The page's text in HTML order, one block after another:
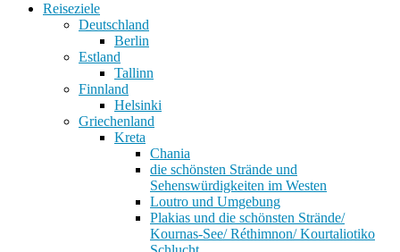
Reiseziele
Deutschland
Berlin
Estland
Tallinn
Finnland
Helsinki
Griechenland
Kreta
Chania
die schönsten Strände und
Sehenswürdigkeiten im Westen
Loutro und Umgebung
Plakias und die schönsten Strände/
Kournas-See/ Réthimnon/ Kourtaliotiko